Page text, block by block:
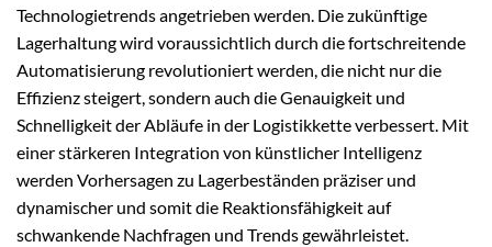
Technologietrends angetrieben werden. Die zukünftige
Lagerhaltung wird voraussichtlich durch die fortschreitende
Automatisierung revolutioniert werden, die nicht nur die
Effizienz steigert, sondern auch die Genauigkeit und
Schnelligkeit der Abläufe in der Logistikkette verbessert. Mit
einer stärkeren Integration von künstlicher Intelligenz
werden Vorhersagen zu Lagerbeständen präziser und
dynamischer und somit die Reaktionsfähigkeit auf
schwankende Nachfragen und Trends gewährleistet.